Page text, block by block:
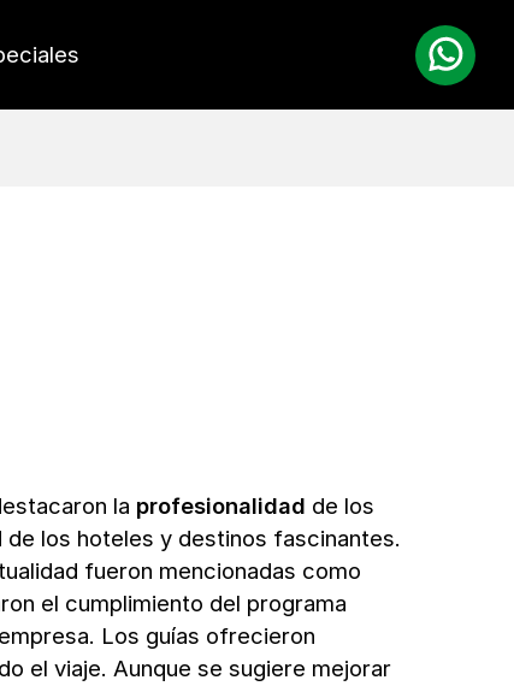
la profesionalidad de los
los hoteles y destinos fascinantes.
fueron mencionadas como
el cumplimiento del programa
Los guías ofrecieron
el viaje. Aunque se sugiere mejorar